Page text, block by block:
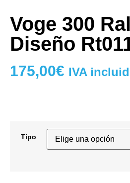
Voge 300
Diseño
175,00€ IVA
Tipo